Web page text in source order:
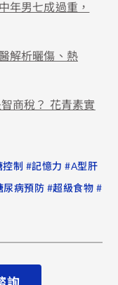
年男七成過重，
解析曬傷、熱
商稅？ 花青素實
控制 #記憶力 #A型肝
尿病預防 #超級食物 #